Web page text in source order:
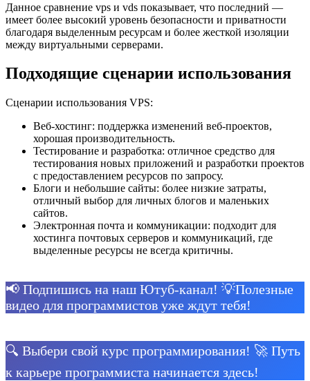
Данное сравнение vps и vds показывает, что последний —
имеет более высокий уровень безопасности и приватности
благодаря выделенным ресурсам и более жесткой изоляции
между виртуальными серверами.
Подходящие сценарии использования
Сценарии использования VPS:
Веб-хостинг: поддержка изменений веб-проектов,
хорошая производительность.
Тестирование и разработка: отличное средство для
тестирования новых приложений и разработки проектов
с предоставлением ресурсов по запросу.
Блоги и небольшие сайты: более низкие затраты,
отличный выбор для личных блогов и маленьких
сайтов.
Электронная почта и коммуникации: подходит для
хостинга почтовых серверов и коммуникаций, где
выделенные ресурсы не всегда критичны.
📢 Подпишись на наш Ютуб-канал! 💡Полезные
видео для программистов уже ждут тебя!
🔍 Выбери свой курс программирования! 🚀 Путь
к карьере программиста начинается здесь!